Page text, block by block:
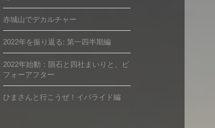
赤城山でデカルチャー
2022年を振り返る: 第一四半期編
2022年始動：隕石と四社まいりと、ビ
フォーアフター
ひまさんと行こうぜ！イバライド編